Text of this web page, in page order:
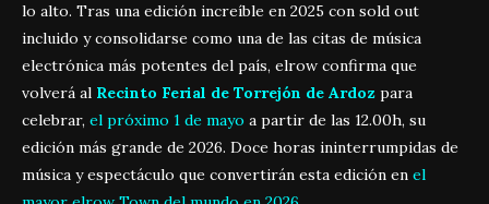
lo alto. Tras una edición increíble en 2025 con sold out
incluido y consolidarse como una de las citas de música
electrónica más potentes del país, elrow confirma que
volverá al Recinto Ferial de Torrejón de Ardoz para
celebrar, el próximo 1 de mayo a partir de las 12.00h, su
edición más grande de 2026. Doce horas ininterrumpidas de
música y espectáculo que convertirán esta edición en el